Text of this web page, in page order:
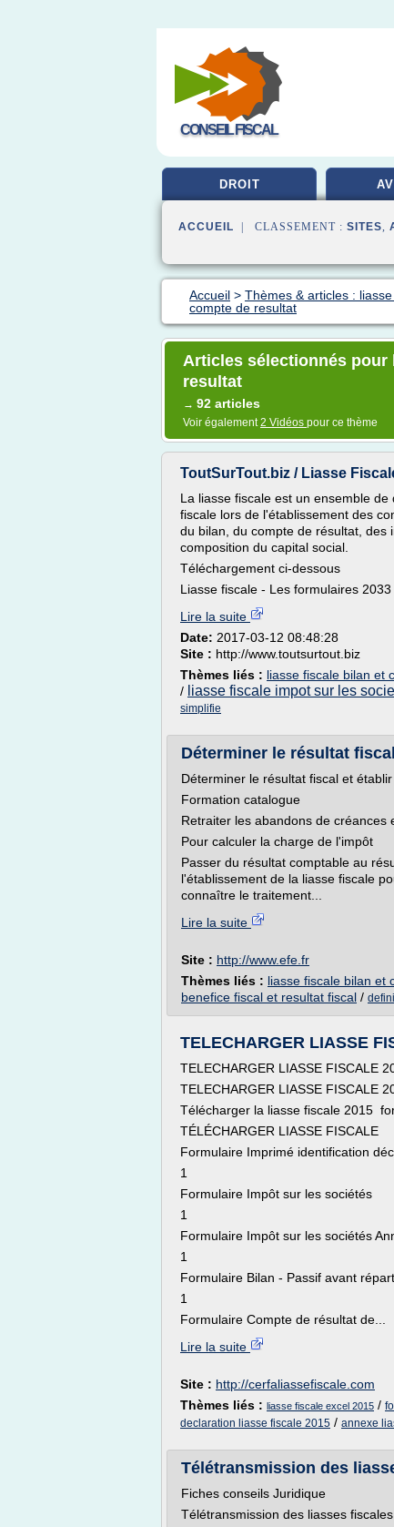
CONSEIL FISCAL
DROIT
ACCUEIL | CLASSEMENT : SITES,
Accueil > Thèmes & articles :
compte de resultat
Articles sélectionnés pour
resultat
→ 92 articles
Voir également2 Vidéos pour ce thème
ToutSurTout.biz / Liasse
La liasse fiscale est un ensemble
fiscale lors de l'établissement des
du bilan, du compte de résultat, des
composition du capital social.
Téléchargement ci-dessous
Liasse fiscale - Les formulaires 2033
Lire la suite
Date: 2017-03-12 08:48:28
Site : http://www.toutsurtout.biz
Thèmes liés : liasse fiscale bilan et
/ liasse fiscale impot sur les
simplifie
Déterminer le résultat
Déterminer le résultat fiscal et
Formation catalogue
Retraiter les abandons de créances
Pour calculer la charge de l'impôt
Passer du résultat comptable au
l'établissement de la liasse fiscale
connaître le traitement...
Lire la suite
Site : http://www.efe.fr
Thèmes liés : liasse fiscale bilan et
benefice fiscal et resultat fiscal /
TELECHARGER LIASSE
TELECHARGER LIASSE FISCALE
TELECHARGER LIASSE FISCALE
Télécharger la liasse fiscale 2015
TÉLÉCHARGER LIASSE FISCALE
Formulaire Imprimé identification
1
Formulaire Impôt sur les sociétés
1
Formulaire Impôt sur les sociétés
1
Formulaire Bilan - Passif avant
1
Formulaire Compte de résultat de...
Lire la suite
Site : http://cerfaliassefiscale.com
Thèmes liés : liasse fiscale excel 2015 /
declaration liasse fiscale 2015 / annexe
Télétransmission des
Fiches conseils Juridique
Télétransmission des liasses fiscales